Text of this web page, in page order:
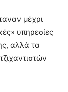
μέχρι
υπηρεσίες
αλλά τα